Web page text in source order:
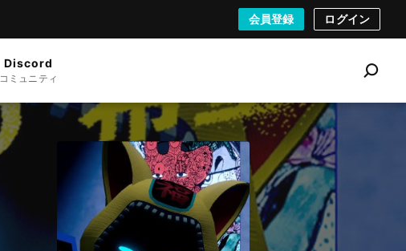
会員登録 ログイン
Discord
コミュニティ